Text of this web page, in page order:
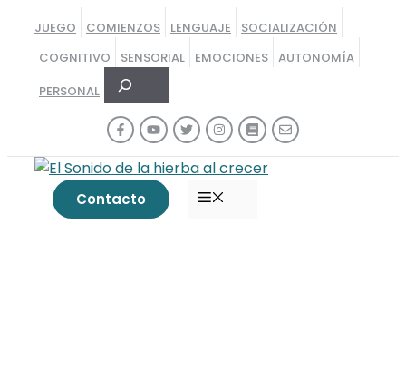
contenido
JUEGO COMIENZOS LENGUAJE
SOCIALIZACIÓN
COGNITIVO
SENSORIAL EMOCIONES AUTONOMÍA
PERSONAL
Buscar
Contacto